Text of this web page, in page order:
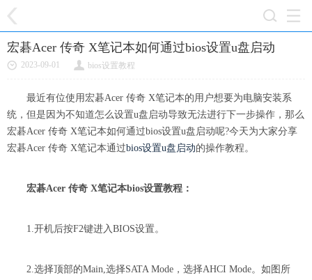
宏碁Acer 传奇 X笔记本如何通过bios设置u盘启动
2023-09-01 bios设置教程
最近有位使用宏碁Acer 传奇 X笔记本的用户想要为电脑安装系
统，但是因为不知道怎么设置u盘启动导致无法进行下一步操作，那么
宏碁Acer 传奇 X笔记本如何通过bios设置u盘启动呢?今天为大家分享
宏碁Acer 传奇 X笔记本通过bios设置u盘启动的操作教程。
宏碁Acer 传奇 X笔记本bios设置教程：
1.开机后按F2键进入BIOS设置。
2.选择顶部的Main,选择SATA Mode，选择AHCI Mode。如图所